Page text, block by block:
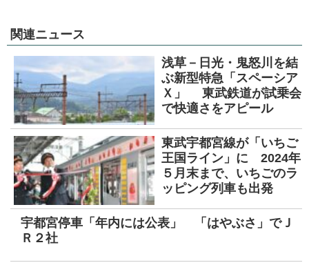
関連ニュース
浅草－日光・鬼怒川を結
ぶ新型特急「スペーシア
Ｘ」 東武鉄道が試乗会
で快適さをアピール
東武宇都宮線が「いちご
王国ライン」に 2024年
５月末まで、いちごのラ
ッピング列車も出発
宇都宮停車「年内には公表」 「はやぶさ」でＪ
Ｒ２社